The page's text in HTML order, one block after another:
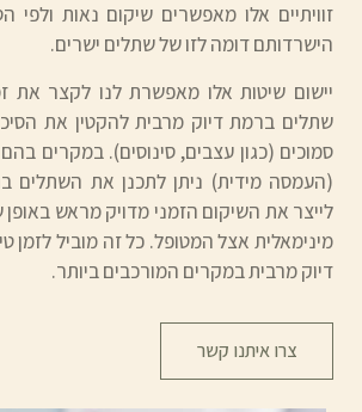
זוויתיים אלו מאפשרים שיקום נאות ולפי
הישרדותם דומה לזו של שתלים ישרים.
יישום שיטות אלו מאפשרת לנו לקצר את
שתלים ברמת דיוק מרבית להקטין את
סמוכים (כגון עצבים, סינוסים). במקרים
(העמסה מידית) ניתן לתכנן את השתלים
לייצר את השיקום הזמני מדויק מראש
מינימאלית אצל המטופל. כל זה מוביל לזמן
דיוק מרבית במקרים המורכבים ביותר.
צרו איתנו קשר